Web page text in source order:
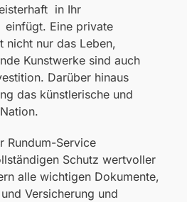
in Ihr
Eine private
nicht nur das Leben,
Kunstwerke sind auch
Darüber hinaus
das künstlerische und
Rundum-Service
Schutz wertvoller
alle wichtigen Dokumente,
Versicherung und